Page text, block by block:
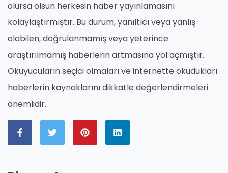
olursa olsun herkesin haber yayınlamasını
kolaylaştırmıştır. Bu durum, yanıltıcı veya yanlış
olabilen, doğrulanmamış veya yeterince
araştırılmamış haberlerin artmasına yol açmıştır.
Okuyucuların seçici olmaları ve internette okudukları
haberlerin kaynaklarını dikkatle değerlendirmeleri
önemlidir.